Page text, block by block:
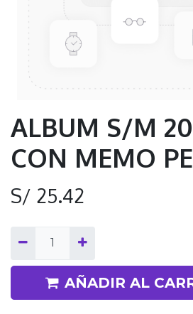
ALBUM S/M
CON MEMO
S/ 25.42
AÑADIR AL